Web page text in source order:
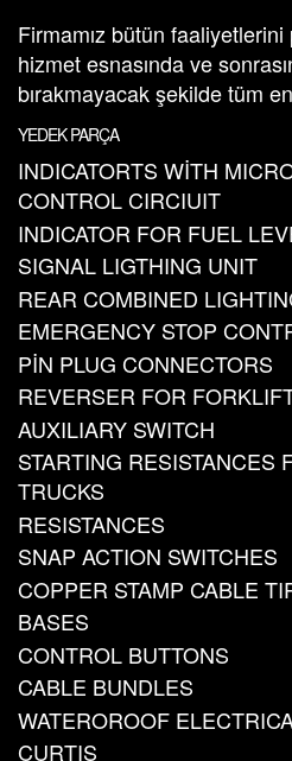
Firmamız bütün
hizmet esnasında ve
bırakmayacak şekilde tüm
YEDEK PARÇA
INDICATORTS WİTH
CONTROL CIRCIUIT
INDICATOR FOR FUEL
SIGNAL LIGTHING UNIT
REAR COMBINED
EMERGENCY STOP
PİN PLUG CONNECTORS
REVERSER FOR
AUXILIARY SWITCH
STARTING RESISTANCES
TRUCKS
RESISTANCES
SNAP ACTION SWITCHES
COPPER STAMP CABLE
BASES
CONTROL BUTTONS
CABLE BUNDLES
WATEROROOF
CURTIS